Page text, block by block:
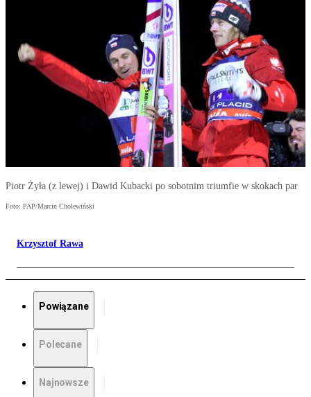
Piotr Żyła (z lewej) i Dawid Kubacki po sobotnim triumfie w skokach par
Foto: PAP/Marcin Cholewiński
Krzysztof Rawa
Powiązane
Polecane
Najnowsze